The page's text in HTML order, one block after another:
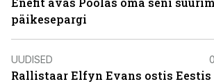
päikesepargi
UUDISED
Rallistaar Elfyn Evans ostis Eestis